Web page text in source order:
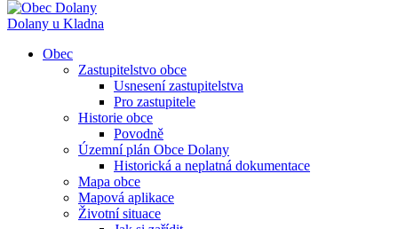
Dolany u Kladna
Obec
Zastupitelstvo obce
Usnesení zastupitelstva
Pro zastupitele
Historie obce
Povodně
Územní plán Obce Dolany
Historická a neplatná dokumentace
Mapa obce
Mapová aplikace
Životní situace